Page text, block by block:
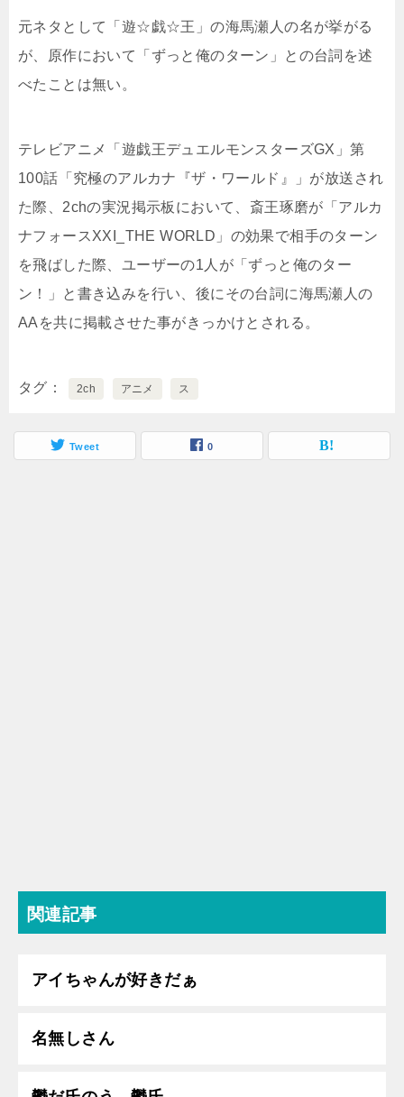
元ネタとして「遊☆戯☆王」の海馬瀬人の名が挙がる
が、原作において「ずっと俺のターン」との台詞を述
べたことは無い。
テレビアニメ「遊戯王デュエルモンスターズGX」第
100話「究極のアルカナ『ザ・ワールド』」が放送され
た際、2chの実況掲示板において、斎王琢磨が「アルカ
ナフォースXXI_THE WORLD」の効果で相手のターン
を飛ばした際、ユーザーの1人が「ずっと俺のター
ン！」と書き込みを行い、後にその台詞に海馬瀬人の
AAを共に掲載させた事がきっかけとされる。
タグ 2ch アニメ ス
Tweet 0
関連記事
アイちゃんが好きだぁ
名無しさん